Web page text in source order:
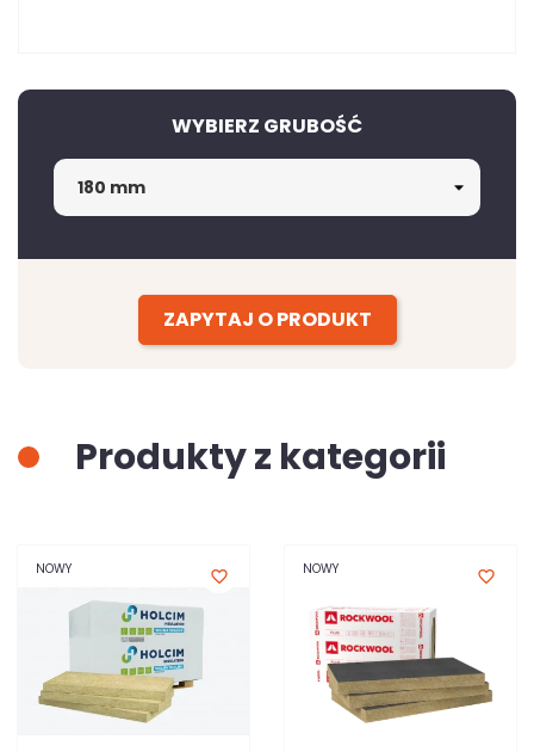
WYBIERZ GRUBOŚĆ
ZAPYTAJ O PRODUKT
Produkty z kategorii
NOWY favorite_border NOWY favorite_border